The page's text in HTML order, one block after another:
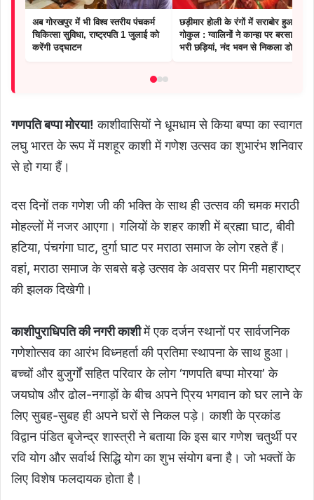
अब गोरखपुर में भी विश्व स्तरीय पंचकर्म
चिकित्सा सुविधा, राष्ट्रपति 1 जुलाई को
करेंगी उद्घाटन
छड़ीमार होली के रंगों में सराबोर हुआ
गोकुल : ग्वालिनों ने कान्हा पर बरसाईं प्रेम
भरी छड़ियां, नंद भवन से निकला डोला
गणपति बप्पा मोरया! काशीवासियों ने धूमधाम से किया बप्पा का स्वागत
लघु भारत के रूप में मशहूर काशी में गणेश उत्सव का शुभारंभ शनिवार
से हो गया हैं।
दस दिनों तक गणेश जी की भक्ति के साथ ही उत्सव की चमक मराठी
मोहल्लों में नजर आएगा। गलियों के शहर काशी में ब्रह्मा घाट, बीवी
हटिया, पंचगंगा घाट, दुर्गा घाट पर मराठा समाज के लोग रहते हैं।
वहां, मराठा समाज के सबसे बड़े उत्सव के अवसर पर मिनी महाराष्ट्र
की झलक दिखेगी।
काशीपुराधिपति की नगरी काशीमें एक दर्जन स्थानों पर सार्वजनिक
गणेशोत्सव का आरंभ विध्नहर्ता की प्रतिमा स्थापना के साथ हुआ।
बच्चों और बुजुर्गों सहित परिवार के लोग ‘गणपति बप्पा मोरया’ के
जयघोष और ढोल-नगाड़ों के बीच अपने प्रिय भगवान को घर लाने के
लिए सुबह-सुबह ही अपने घरों से निकल पड़े। काशी के प्रकांड
विद्वान पंडित बृजेन्द्र शास्त्री ने बताया कि इस बार गणेश चतुर्थी पर
रवि योग और सर्वार्थ सिद्धि योग का शुभ संयोग बना है। जो भक्तों के
लिए विशेष फलदायक होता है।